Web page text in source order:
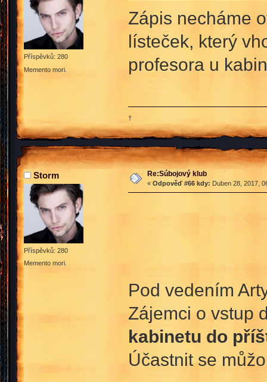
Příspěvků: 280
Memento mori.
Zápis necháme
lísteček, který
profesora u
†
Storm
Příspěvků: 280
Memento mori.
Re:Súbojový klub
« Odpověď #66 kdy: Duben 28, 2017,
Pod vedením
Zájemci o vstup
kabinetu do
Účastnit se